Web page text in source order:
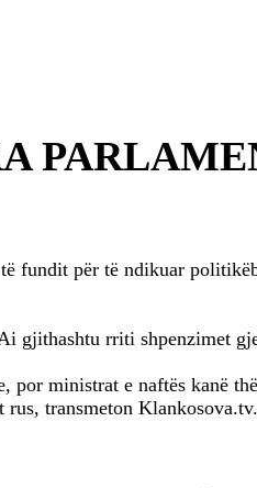
fundit për të ndikuar
gjithashtu rriti shpenzimet
ministrat e naftës kanë
transmeton Klankosova.tv.